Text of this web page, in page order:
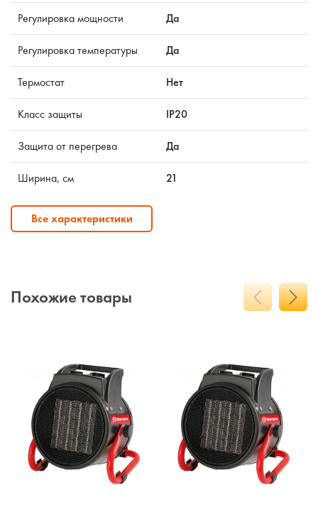
Регулировка мощности Да
Регулировка температуры Да
Термостат Нет
Класс защиты IP20
Защита от перегрева Да
Ширина, см 21
Все характеристики
Похожие товары